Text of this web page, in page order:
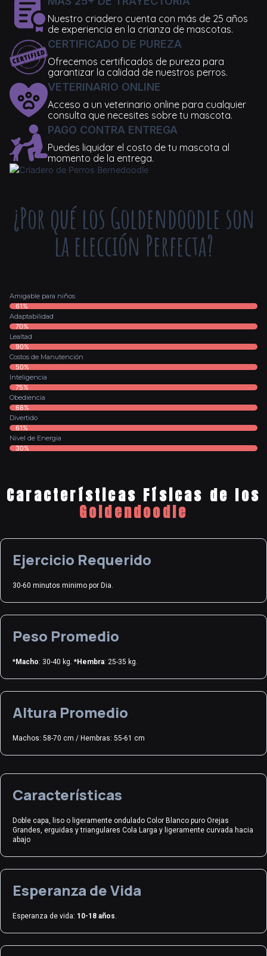
Nuestro criadero cuenta con más de 25 años
de experiencia en la crianza de mascotas.
CERTIFICADO DE PUREZA
Ofrecemos certificados de pureza para
garantizar la calidad de nuestros perros.
VETERINARIO ONLINE
Acceso a un veterinario online para cualquier
consulta que necesites sobre tu mascota.
PAGO CONTRA ENTREGA
Puedes liquidar el costo de tu mascota al
momento de la entrega.
¿Por qué los Goldendoodle son
la elección Perfecta?
Amigable para niños
61%
Adaptabilidad
70%
Lealtad
90%
Costos de Manutención
50%
Inteligencia
75%
Obediencia
68%
Divertido
61%
Nivel de Energia
30%
Características Físicas de los
Goldendoodle
Ejercicio Requerido
30-60 minutos minimo por Dia.
Peso Promedio
*Macho: 30-40 kg. *Hembra: 25-35 kg.
Altura Promedio
Machos: 58-70 cm / Hembras: 55-61 cm
Características
Doble capa, liso o ligeramente ondulado Color Blanco puro Orejas
Grandes, erguidas y triangulares Cola Larga y ligeramente curvada hacia
abajo
Esperanza de Vida
Esperanza de vida: 10-18 años.